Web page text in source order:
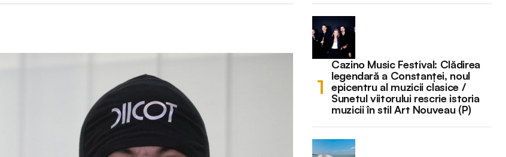
Cazino Music Festival: Clădirea
legendară a Constanței, noul
epicentru al muzicii clasice /
Sunetul viitorului rescrie istoria
muzicii în stil Art Nouveau (P)